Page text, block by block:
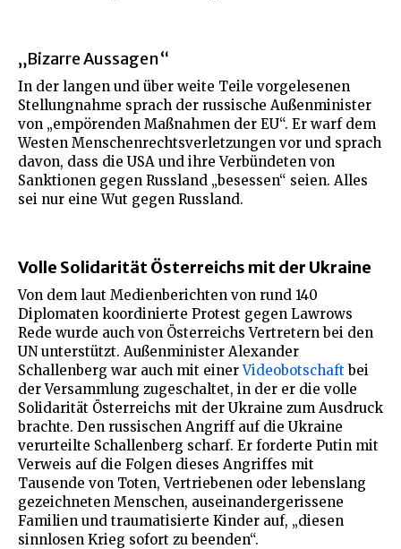
„Bizarre Aussagen“
In der langen und über weite Teile vorgelesenen
Stellungnahme sprach der russische Außenminister
von „empörenden Maßnahmen der EU“. Er warf dem
Westen Menschenrechtsverletzungen vor und sprach
davon, dass die USA und ihre Verbündeten von
Sanktionen gegen Russland „besessen“ seien. Alles
sei nur eine Wut gegen Russland.
Volle Solidarität Österreichs mit der Ukraine
Von dem laut Medienberichten von rund 140
Diplomaten koordinierte Protest gegen Lawrows
Rede wurde auch von Österreichs Vertretern bei den
UN unterstützt. Außenminister Alexander
Schallenberg war auch mit einerVideobotschaftbei
der Versammlung zugeschaltet, in der er die volle
Solidarität Österreichs mit der Ukraine zum Ausdruck
brachte. Den russischen Angriff auf die Ukraine
verurteilte Schallenberg scharf. Er forderte Putin mit
Verweis auf die Folgen dieses Angriffes mit
Tausende von Toten, Vertriebenen oder lebenslang
gezeichneten Menschen, auseinandergerissene
Familien und traumatisierte Kinder auf, „diesen
sinnlosen Krieg sofort zu beenden“.